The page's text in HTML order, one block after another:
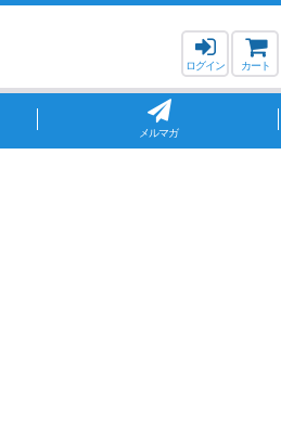
ログイン カート
メルマガ